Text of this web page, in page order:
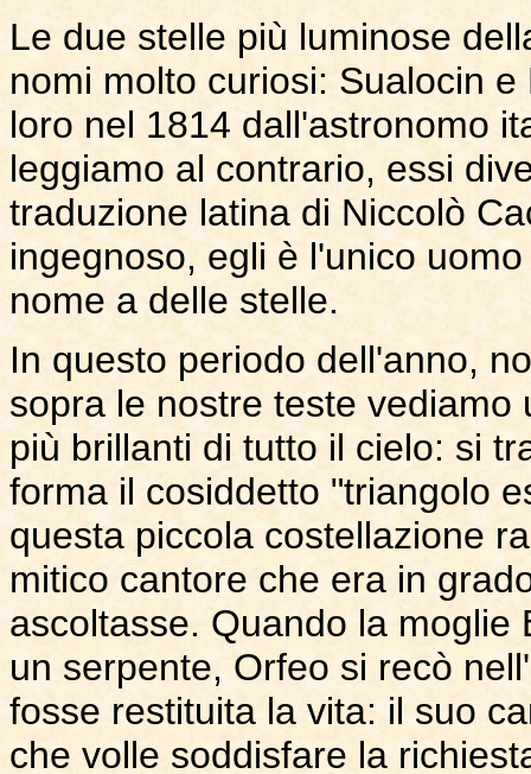
Le due stelle più luminose
nomi molto curiosi: Sualocin
loro nel 1814 dall'astronomo
leggiamo al contrario, essi
traduzione latina di Niccolò
ingegnoso, egli è l'unico
nome a delle stelle.
In questo periodo dell'anno,
sopra le nostre teste
più brillanti di tutto il cielo: si
forma il cosiddetto "triangolo
questa piccola costellazione
mitico cantore che era in
ascoltasse. Quando la
un serpente, Orfeo si recò
fosse restituita la vita: il suo
che volle soddisfare la